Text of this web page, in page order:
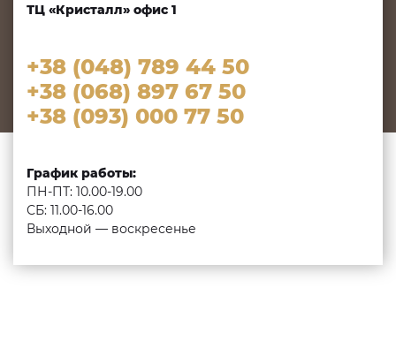
ТЦ «Кристалл» офис 1
+38 (048) 789 44 50
+38 (068) 897 67 50
+38 (093) 000 77 50
График работы:
ПН-ПТ: 10.00-19.00
СБ: 11.00-16.00
Выходной — воскресенье